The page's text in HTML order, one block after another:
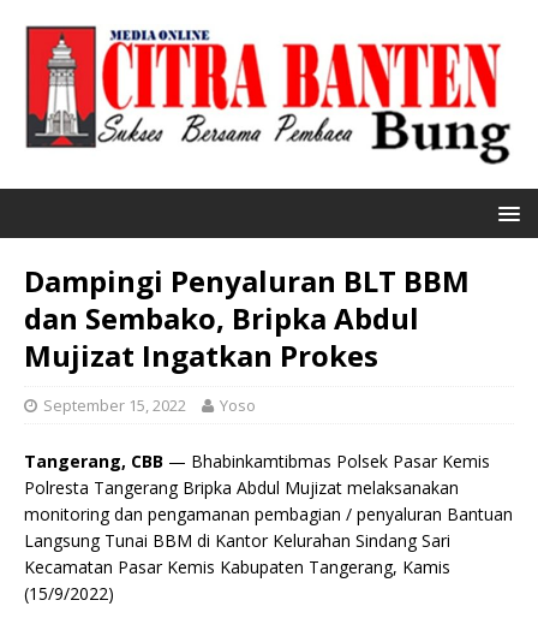
Dampingi Penyaluran BLT BBM
dan Sembako, Bripka Abdul
Mujizat Ingatkan Prokes
September 15, 2022 Yoso
Tangerang, CBB — Bhabinkamtibmas Polsek Pasar Kemis
Polresta Tangerang Bripka Abdul Mujizat melaksanakan
monitoring dan pengamanan pembagian / penyaluran Bantuan
Langsung Tunai BBM di Kantor Kelurahan Sindang Sari
Kecamatan Pasar Kemis Kabupaten Tangerang, Kamis
(15/9/2022)